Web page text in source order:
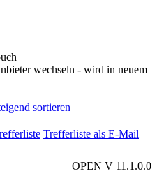
wechseln - wird in neuem
sortieren
Trefferliste als E-Mail
OPEN V 11.1.0.0